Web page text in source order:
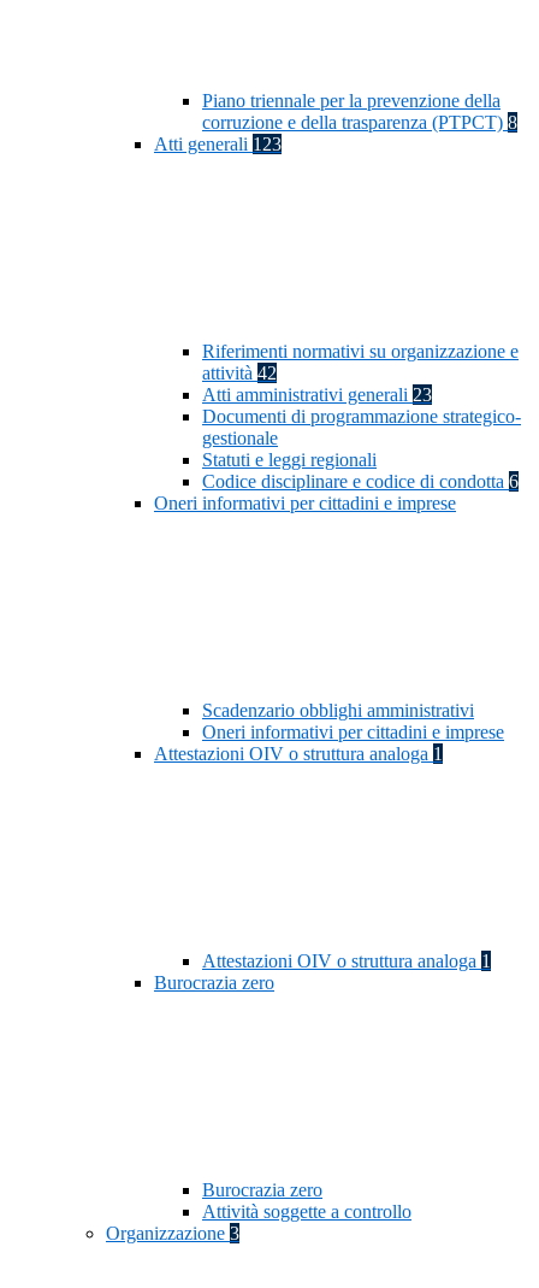
Piano triennale per la prevenzione della
corruzione e della trasparenza (PTPCT) 8
Atti generali 123
Riferimenti normativi su organizzazione e
attività 42
Atti amministrativi generali 23
Documenti di programmazione strategico-
gestionale
Statuti e leggi regionali
Codice disciplinare e codice di condotta 6
Oneri informativi per cittadini e imprese
Scadenzario obblighi amministrativi
Oneri informativi per cittadini e imprese
Attestazioni OIV o struttura analoga 1
Attestazioni OIV o struttura analoga 1
Burocrazia zero
Burocrazia zero
Attività soggette a controllo
Organizzazione 3